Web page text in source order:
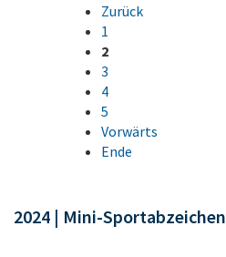
Zurück
1
2
3
4
5
Vorwärts
Ende
2024 | Mini-Sportabzeichen